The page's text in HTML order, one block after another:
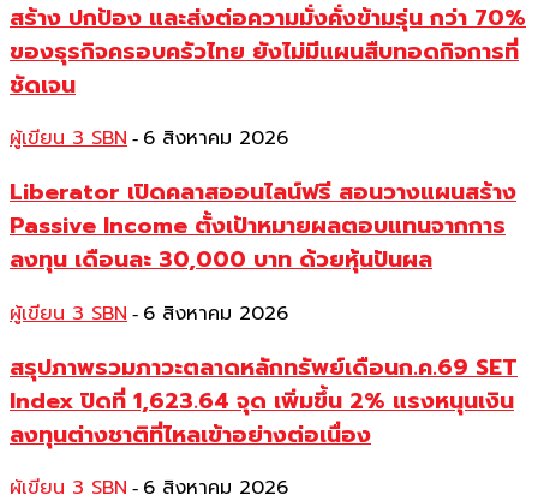
สร้าง ปกป้อง และส่งต่อความมั่งคั่งข้ามรุ่น กว่า 70%
ของธุรกิจครอบครัวไทย ยังไม่มีแผนสืบทอดกิจการที่
ชัดเจน
ผู้เขียน 3 SBN - 6 สิงหาคม 2026
Liberator เปิดคลาสออนไลน์ฟรี สอนวางแผนสร้าง
Passive Income ตั้งเป้าหมายผลตอบแทนจากการ
ลงทุน เดือนละ 30,000 บาท ด้วยหุ้นปันผล
ผู้เขียน 3 SBN - 6 สิงหาคม 2026
สรุปภาพรวมภาวะตลาดหลักทรัพย์เดือนก.ค.69 SET
Index ปิดที่ 1,623.64 จุด เพิ่มขึ้น 2% แรงหนุนเงิน
ลงทุนต่างชาติที่ไหลเข้าอย่างต่อเนื่อง
ผู้เขียน 3 SBN - 6 สิงหาคม 2026